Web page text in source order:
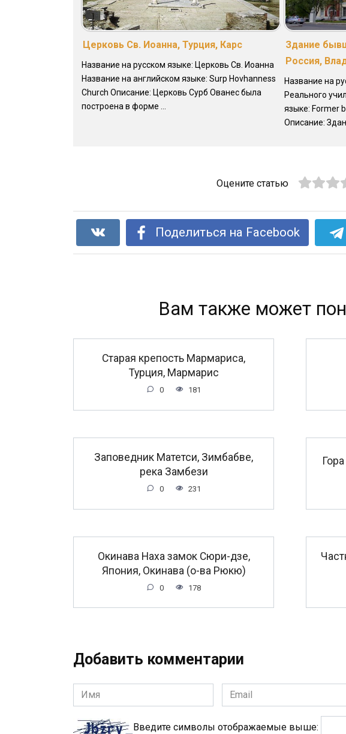
Церковь Св. Иоанна, Турция, Карс
Название на русском языке: Церковь Св. Иоанна
Название на английском языке: Surp Hovhanness
Church Описание: Церковь Сурб Ованес была
построена в форме ...
Здание
Россия,
Название на
Реального
языке: Former
Описание:
Оцените статью
Поделиться на Facebook
Вам также может
Старая крепость Мармариса,
Турция, Мармарис
0 181
Заповедник Матетси, Зимбабве,
река Замбези
0 231
Окинава Наха замок Сюри-дзе,
Япония, Окинава (о-ва Рюкю)
0 178
Добавить комментарии
Имя
*
Email
*
Введите символы отображаемые выше: